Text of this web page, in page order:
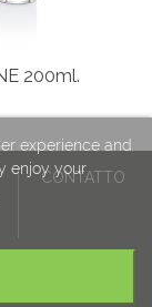
200ml.
CONTATTO
experience and
enjoy your